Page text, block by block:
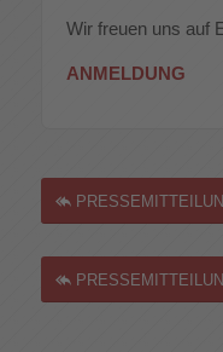
Wir freuen uns auf
ANMELDUNG